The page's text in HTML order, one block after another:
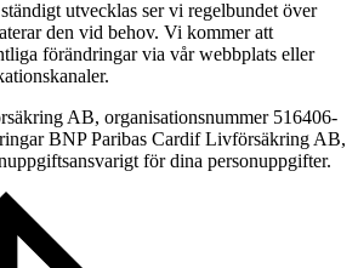
utvecklas ser vi regelbundet över
den vid behov. Vi kommer att
förändringar via vår webbplats eller
AB, organisationsnummer 516406-
BNP Paribas Cardif Livförsäkring AB,
för dina personuppgifter.